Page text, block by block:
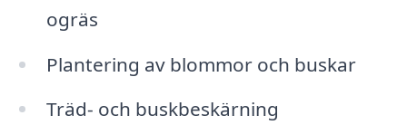
ogräs
Plantering av blommor och buskar
Träd- och buskbeskärning